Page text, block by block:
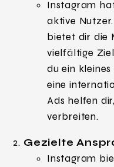
Instagram
aktive
bietet dir die
vielfältige
du ein
eine
Ads helfen
verbreiten.
Gezielte
Instagram